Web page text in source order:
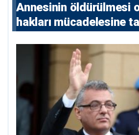
Annesinin öldürülmesi
hakları mücadelesine
hikayesi